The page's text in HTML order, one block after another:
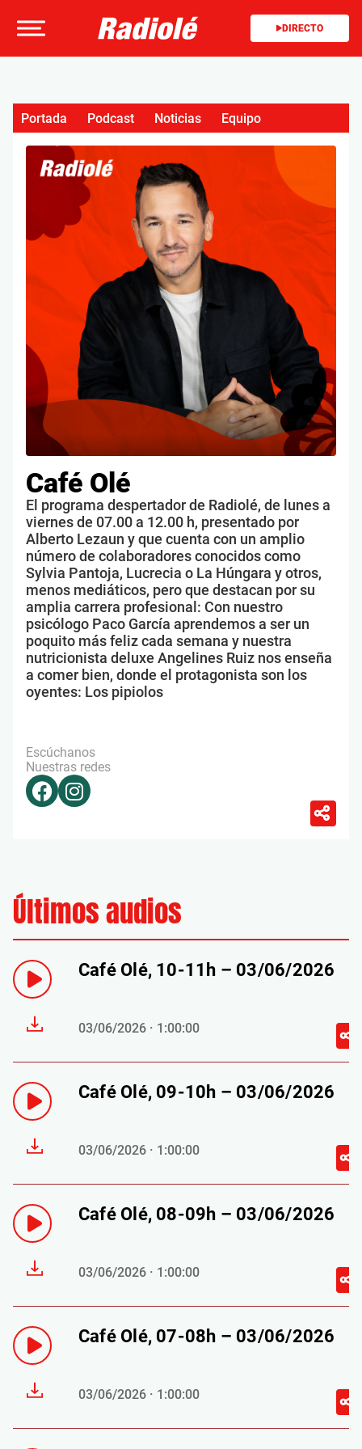
DIRECTO
Café Olé
El programa despertador de Radiolé, de lunes a
viernes de 07.00 a 12.00 h, presentado por
Alberto Lezaun y que cuenta con un amplio
número de colaboradores conocidos como
Sylvia Pantoja, Lucrecia o La Húngara y otros,
menos mediáticos, pero que destacan por su
amplia carrera profesional: Con nuestro
psicólogo Paco García aprendemos a ser un
poquito más feliz cada semana y nuestra
nutricionista deluxe Angelines Ruiz nos enseña
a comer bien, donde el protagonista son los
oyentes: Los pipiolos
Escúchanos
Nuestras redes
Portada Podcast Noticias Equipo
Últimos audios
Café Olé, 10-11h – 03/06/2026
03/06/2026 · 1:00:00
Café Olé, 09-10h – 03/06/2026
03/06/2026 · 1:00:00
Café Olé, 08-09h – 03/06/2026
03/06/2026 · 1:00:00
Café Olé, 07-08h – 03/06/2026
03/06/2026 · 1:00:00